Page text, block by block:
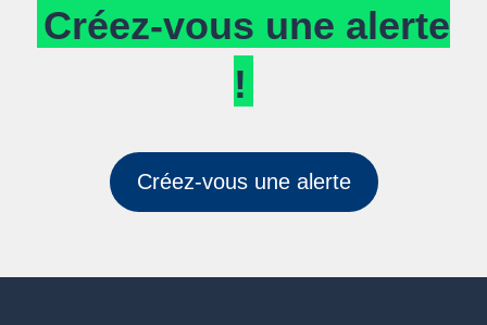
Créez-vous une alerte
!
Créez-vous une alerte